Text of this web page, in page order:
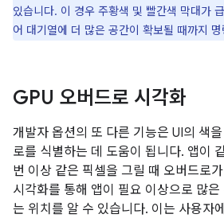
있습니다. 이 경우 주황색 및 빨간색 막대가
어 대기열에 더 많은 공간이 확보될 때까지
GPU 오버드로 시각화
개발자 옵션의 또 다른 기능은 UI의 색
로를 식별하는 데 도움이 됩니다. 앱이
번 이상 같은 픽셀을 그릴 때 오버드로
시각화를 통해 앱이 필요 이상으로 많
는 위치를 알 수 있습니다. 이는 사용자